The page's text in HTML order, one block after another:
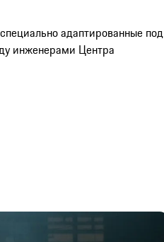
адаптированные под
инженерами Центра